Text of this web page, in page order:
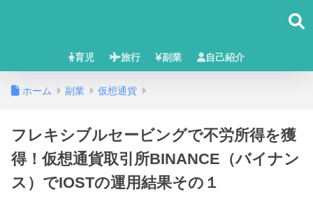
育児 旅行 副業 自己紹介
ホーム 副業 仮想通貨
フレキシブルセービングで不労所得を獲
得！仮想通貨取引所BINANCE（バイナン
ス）でIOSTの運用結果その１